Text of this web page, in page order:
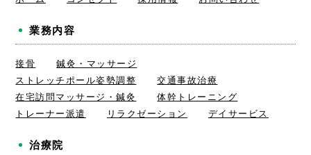
業務内容
接骨
鍼灸・マッサージ
ストレッチポール姿勢調整
交通事故治療
在宅訪問マッサージ・鍼灸
体幹トレーニング
トレーナー派遣
リラクゼーション デイサービス
治療院